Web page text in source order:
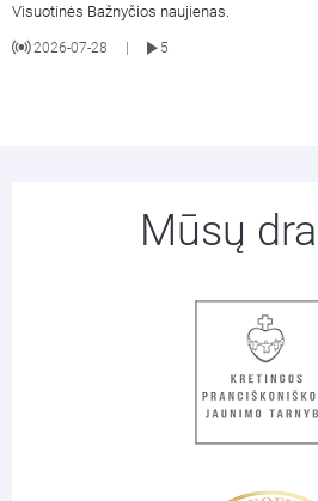
Visuotinės Bažnyčios naujienas.
2026-07-28 5
Mūsų